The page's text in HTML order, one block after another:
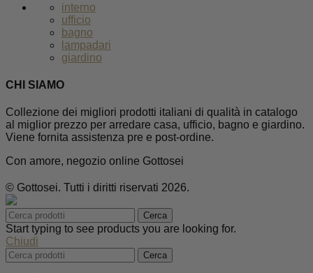
interno
ufficio
bagno
lampadari
giardino
CHI SIAMO
Collezione dei migliori prodotti italiani di qualità in catalogo
al miglior prezzo per arredare casa, ufficio, bagno e giardino.
Viene fornita assistenza pre e post-ordine.
Con amore, negozio online Gottosei
© Gottosei. Tutti i diritti riservati 2026.
Cerca
Start typing to see products you are looking for.
Chiudi
Cerca